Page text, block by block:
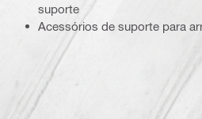
suporte
Acessórios de suporte para